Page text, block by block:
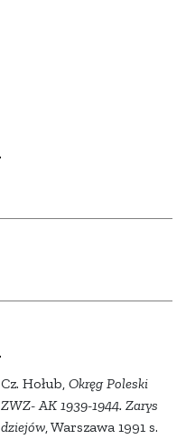
Cz. Hołub, Okręg Poleski
ZWZ- AK 1939-1944. Zarys
dziejów, Warszawa 1991 s.